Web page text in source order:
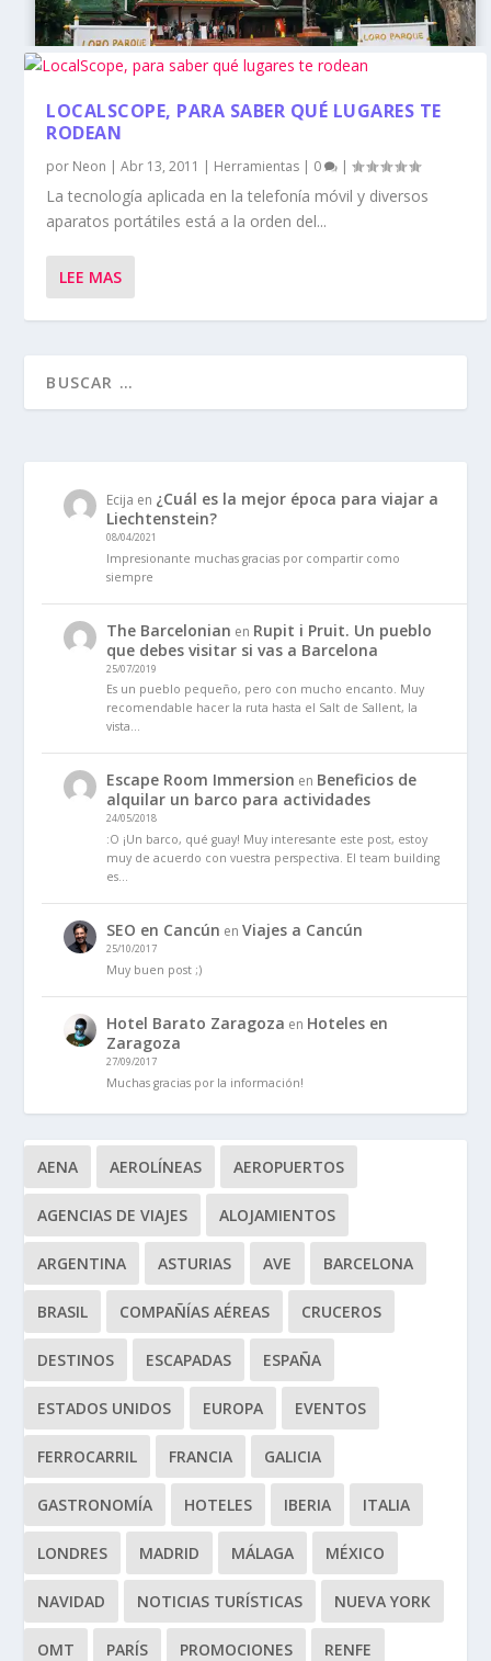
LOCALSCOPE, PARA SABER QUÉ LUGARES TE
RODEAN
por Neon |Abr 13, 2011 | Herramientas | 0 |
La tecnología aplicada en la telefonía móvil y diversos
aparatos portátiles está a la orden del...
LEE MAS
Ecija en ¿Cuál es la mejor época para viajar a
Liechtenstein?
08/04/2021
Impresionante muchas gracias por compartir como
siempre
The Barcelonian en Rupit i Pruit. Un pueblo
que debes visitar si vas a Barcelona
25/07/2019
Es un pueblo pequeño, pero con mucho encanto. Muy
recomendable hacer la ruta hasta el Salt de Sallent, la
vista…
Escape Room Immersion en Beneficios de
alquilar un barco para actividades
24/05/2018
:O ¡Un barco, qué guay! Muy interesante este post, estoy
muy de acuerdo con vuestra perspectiva. El team building
es…
SEO en Cancún enViajes a Cancún
25/10/2017
Muy buen post ;)
Hotel Barato Zaragoza en Hoteles en
Zaragoza
27/09/2017
Muchas gracias por la información!
AENA AEROLÍNEAS AEROPUERTOS
AGENCIAS DE VIAJES ALOJAMIENTOS
ARGENTINA ASTURIAS AVE BARCELONA
BRASIL COMPAÑÍAS AÉREAS CRUCEROS
DESTINOS ESCAPADAS ESPAÑA
ESTADOS UNIDOS EUROPA EVENTOS
FERROCARRIL FRANCIA GALICIA
GASTRONOMÍA HOTELES IBERIA ITALIA
LONDRES MADRID MÁLAGA MÉXICO
NAVIDAD NOTICIAS TURÍSTICAS NUEVA YORK
OMT PARÍS PROMOCIONES RENFE